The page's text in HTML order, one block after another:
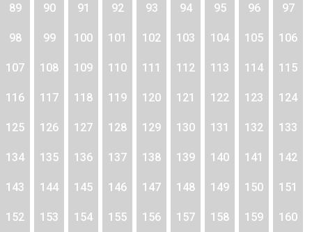
89 90 91 92 93 94 95 96 97
98 99 100 101 102 103 104 105 106
107 108 109 110 111 112 113 114 115
116 117 118 119 120 121 122 123 124
125 126 127 128 129 130 131 132 133
134 135 136 137 138 139 140 141 142
143 144 145 146 147 148 149 150 151
152 153 154 155 156 157 158 159 160